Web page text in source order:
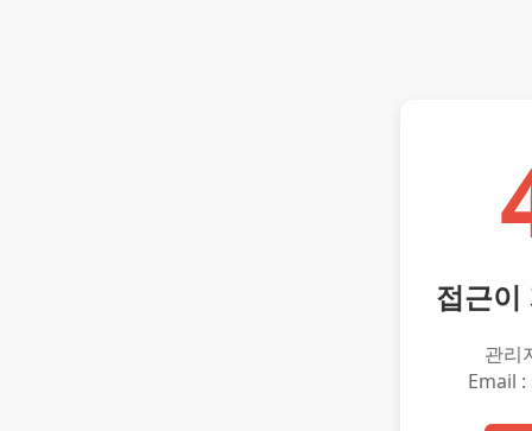
접근이
관리
Email